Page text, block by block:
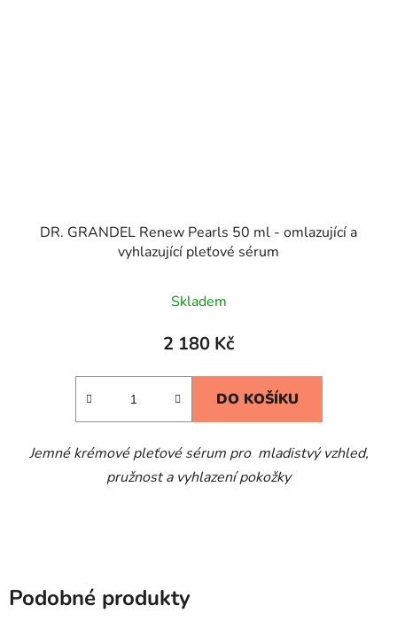
DR. GRANDEL Renew Pearls 50 ml - omlazující a
vyhlazující pleťové sérum
Skladem
2 180 Kč
DO KOŠÍKU
Jemné krémové pleťové sérum pro mladistvý vzhled,
pružnost a vyhlazení pokožky
Podobné produkty